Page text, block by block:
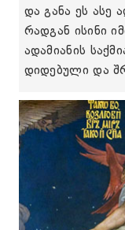
და განა ეს ასე
რადგან ისინი
ადამიანის
დიდებული და